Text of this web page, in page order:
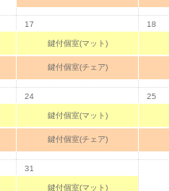
17
鍵付個室(マット)
鍵付個室(チェア)
18
24
鍵付個室(マット)
鍵付個室(チェア)
25
31
鍵付個室(マット)